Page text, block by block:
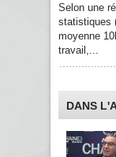
Selon une
statistiques
moyenne
travail,...
DANS